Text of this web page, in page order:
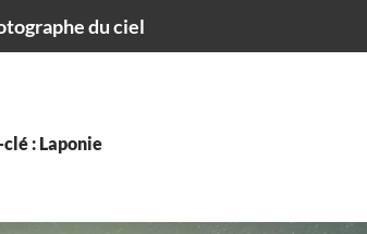
du ciel
: Laponie